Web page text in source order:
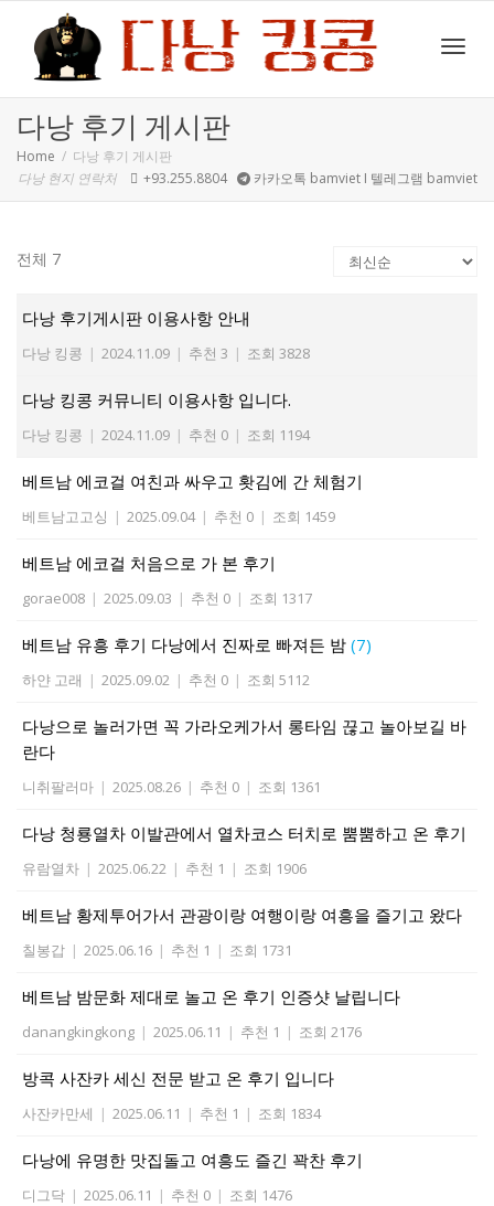
다낭 후기 게시판
Home
다낭 후기 게시판
다낭 현지 연락처
+93.255.8804 카카오톡 bamviet I 텔레그램 bamviet
전체 7
다낭 후기게시판 이용사항 안내
다낭 킹콩 | 2024.11.09 | 추천 3 | 조회 3828
다낭 킹콩 커뮤니티 이용사항 입니다.
다낭 킹콩 | 2024.11.09 | 추천 0 | 조회 1194
베트남 에코걸 여친과 싸우고 홧김에 간 체험기
베트남고고싱 | 2025.09.04 | 추천 0 | 조회 1459
베트남 에코걸 처음으로 가 본 후기
gorae008 | 2025.09.03 | 추천 0 | 조회 1317
베트남 유흥 후기 다낭에서 진짜로 빠져든 밤 (7)
하얀 고래 | 2025.09.02 | 추천 0 | 조회 5112
다낭으로 놀러가면 꼭 가라오케가서 롱타임 끊고 놀아보길 바
란다
니취팔러마 | 2025.08.26 | 추천 0 | 조회 1361
다낭 청룡열차 이발관에서 열차코스 터치로 뿜뿜하고 온 후기
유람열차 | 2025.06.22 | 추천 1 | 조회 1906
베트남 황제투어가서 관광이랑 여행이랑 여흥을 즐기고 왔다
칠봉갑 | 2025.06.16 | 추천 1 | 조회 1731
베트남 밤문화 제대로 놀고 온 후기 인증샷 날립니다
danangkingkong | 2025.06.11 | 추천 1 | 조회 2176
방콕 사잔카 세신 전문 받고 온 후기 입니다
사잔카만세 | 2025.06.11 | 추천 1 | 조회 1834
다낭에 유명한 맛집돌고 여흥도 즐긴 꽉찬 후기
디그닥 | 2025.06.11 | 추천 0 | 조회 1476